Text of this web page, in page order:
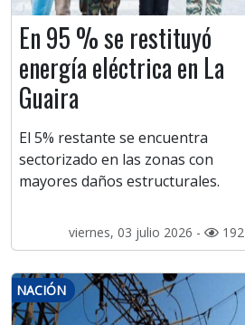
En 95 % se restituyó
energía eléctrica en La
Guaira
El 5% restante se encuentra
sectorizado en las zonas con
mayores daños estructurales.
viernes, 03 julio 2026 - 192
NACIÓN